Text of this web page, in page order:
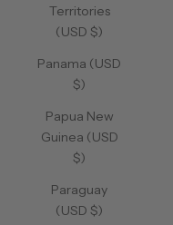
Territories
(USD $)
Panama (USD
$)
Papua New
Guinea (USD
$)
Paraguay
(USD $)